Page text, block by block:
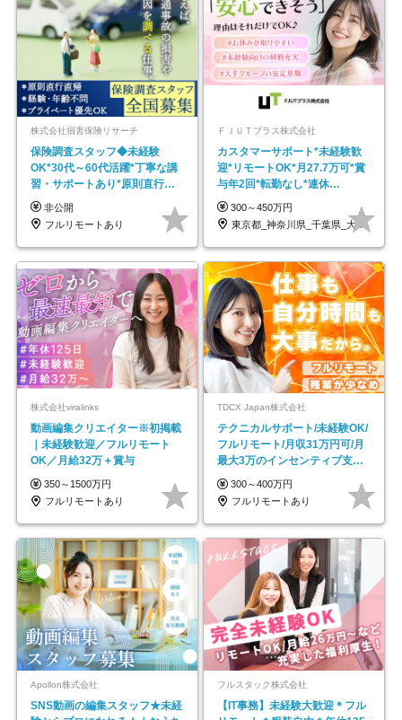
株式会社損害保険リサーチ
保険調査スタッフ◆未経験
OK*30代～60代活躍*丁寧な講
習・サポートあり*原則直行直
帰／全国募集・業務委託
非公開
フルリモートあり
ＦＪＵＴプラス株式会社
カスタマーサポート*未経験歓
迎*リモートOK*月27.7万可*賞
与年2回*転勤なし*連休
OK/ZE010232
300～450万円
東京都_神奈川県_千葉県_大阪府_愛知県…
株式会社viralinks
動画編集クリエイター※初掲載
｜未経験歓迎／フルリモート
OK／月給32万＋賞与
350～1500万円
フルリモートあり
TDCX Japan株式会社
テクニカルサポート/未経験OK/
フルリモート/月収31万円可/月
最大3万のインセンティブ支給/
平均年齢33歳
300～400万円
フルリモートあり
Apollon株式会社
SNS動画の編集スタッフ★未経
フルスタック株式会社
【IT事務】未経験大歓迎＊フル